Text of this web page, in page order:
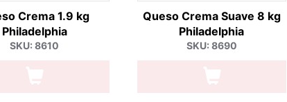
Crema 1.9 kg
Philadelphia
SKU: 8610
Queso Crema Suave 8 kg
Philadelphia
SKU: 8690